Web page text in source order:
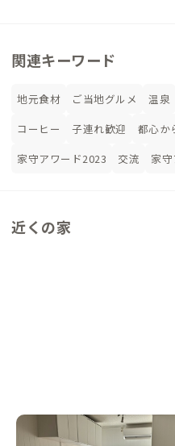
関連キーワード
地元食材 ご当地グルメ 温泉
コーヒー
子連れ歓迎 都心か
家守アワード2023
交流 家
近くの家
横須賀中央A邸